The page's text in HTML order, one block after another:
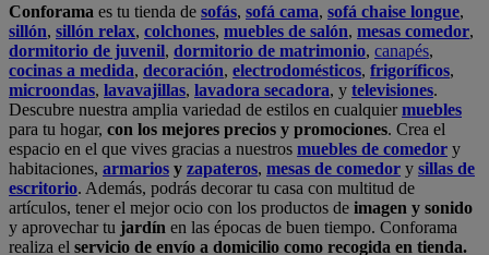
Conforama es tu tienda de sofás, sofá cama, sofá chaise longue,
sillón, sillón relax, colchones, muebles de salón, mesas comedor,
dormitorio de juvenil, dormitorio de matrimonio, canapés,
cocinas a medida, decoración, electrodomésticos, frigoríficos,
microondas, lavavajillas, lavadora secadora, y televisiones.
Descubre nuestra amplia variedad de estilos en cualquiermuebles
para tu hogar, con los mejores precios y promociones. Crea el
espacio en el que vives gracias a nuestros muebles de comedor y
habitaciones, armarios y zapateros, mesas de comedor y sillas de
escritorio. Además, podrás decorar tu casa con multitud de
artículos, tener el mejor ocio con los productos de imagen y sonido
y aprovechar tu jardín en las épocas de buen tiempo. Conforama
realiza el servicio de envío a domicilio como recogida en tienda.